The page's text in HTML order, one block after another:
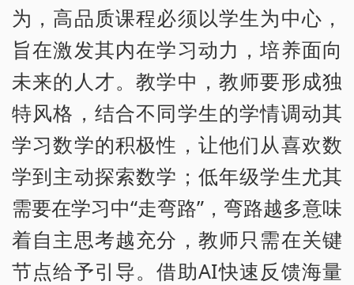
为，高品质课程必须以学生为中心，
旨在激发其内在学习动力，培养面向
未来的人才。教学中，教师要形成独
特风格，结合不同学生的学情调动其
学习数学的积极性，让他们从喜欢数
学到主动探索数学；低年级学生尤其
需要在学习中“走弯路”，弯路越多意味
着自主思考越充分，教师只需在关键
节点给予引导。借助AI快速反馈海量